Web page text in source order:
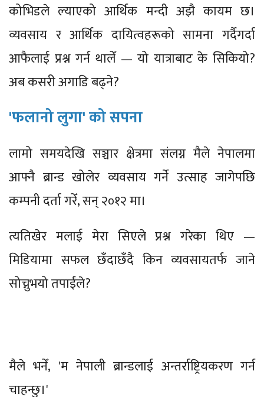
कोभिडले ल्याएको आर्थिक मन्दी अझै कायम छ।
व्यवसाय र आर्थिक दायित्वहरूको सामना गर्दैगर्दा
आफैलाई प्रश्न गर्न थालेँ — यो यात्राबाट के सिकियो?
अब कसरी अगाडि बढ्ने?
'फलानो लुगा' को सपना
लामो समयदेखि सञ्चार क्षेत्रमा संलग्न मैले नेपालमा
आफ्नै ब्रान्ड खोलेर व्यवसाय गर्ने उत्साह जागेपछि
कम्पनी दर्ता गरेँ, सन् २०१२ मा।
त्यतिखेर मलाई मेरा सिएले प्रश्न गरेका थिए —
मिडियामा सफल छँदाछँदै किन व्यवसायतर्फ जाने
सोच्नुभयो तपाईंले?
मैले भनेँ, 'म नेपाली ब्रान्डलाई अन्तर्राष्ट्रियकरण गर्न
चाहन्छु।'